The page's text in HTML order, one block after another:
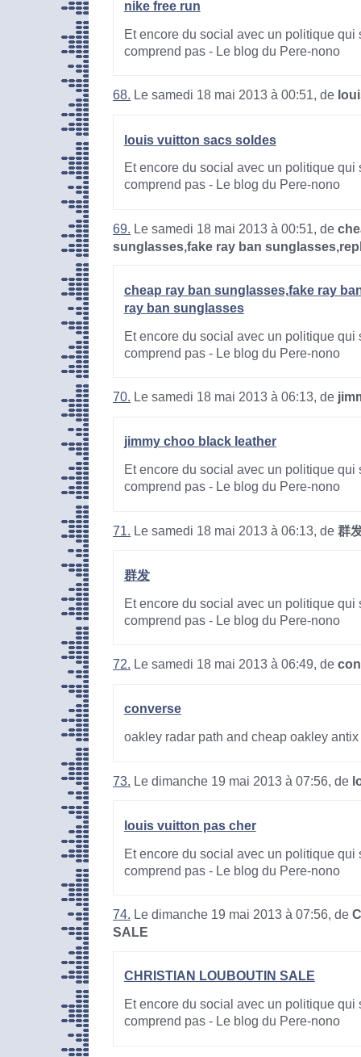
nike free run
Et encore du social avec un politique qui
comprend pas - Le blog du Pere-nono
68. Le samedi 18 mai 2013 à 00:51, de
louis vuitton sacs soldes
Et encore du social avec un politique qui
comprend pas - Le blog du Pere-nono
69. Le samedi 18 mai 2013 à 00:51, de
sunglasses,fake ray ban
cheap ray ban sunglasses,fake ray
ray ban sunglasses
Et encore du social avec un politique qui
comprend pas - Le blog du Pere-nono
70. Le samedi 18 mai 2013 à 06:13, de
jimmy choo black leather
Et encore du social avec un politique qui
comprend pas - Le blog du Pere-nono
71. Le samedi 18 mai 2013 à 06:13, de 群
群发
Et encore du social avec un politique qui
comprend pas - Le blog du Pere-nono
72. Le samedi 18 mai 2013 à 06:49, de
converse
oakley radar path and cheap oakley antix
73. Le dimanche 19 mai 2013 à 07:56, de
louis vuitton pas cher
Et encore du social avec un politique qui
comprend pas - Le blog du Pere-nono
74. Le dimanche 19 mai 2013 à 07:56, de
SALE
CHRISTIAN LOUBOUTIN SALE
Et encore du social avec un politique qui
comprend pas - Le blog du Pere-nono